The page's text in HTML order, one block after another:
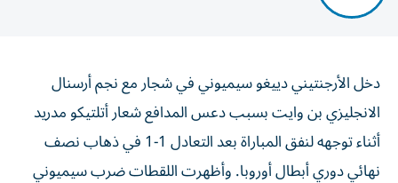
دخل الأرجنتيني دييغو سيميوني في شجار مع نجم أرسنال
الانجليزي بن وايت بسبب دعس المدافع شعار أتلتيكو مدريد
أثناء توجهه لنفق المباراة بعد التعادل 1-1 في ذهاب نصف
نهائي دوري أبطال أوروبا. وأظهرت اللقطات ضرب سيميوني